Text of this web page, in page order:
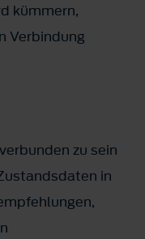
kümmern,
Verbindung
zu sein
in